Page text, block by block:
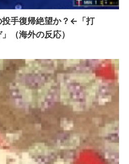
投手復帰絶望か？←「打
（海外の反応）